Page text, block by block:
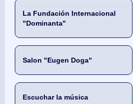
La Fundación Internacional
"Dominanta"
Salon "Eugen Doga"
Escuchar la música